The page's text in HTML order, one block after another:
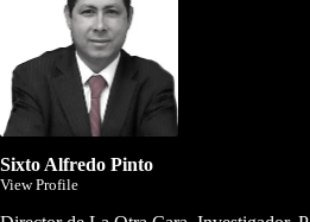
Sixto Alfredo Pinto
View Profile